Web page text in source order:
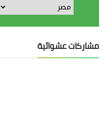
مشاركات عشوائية